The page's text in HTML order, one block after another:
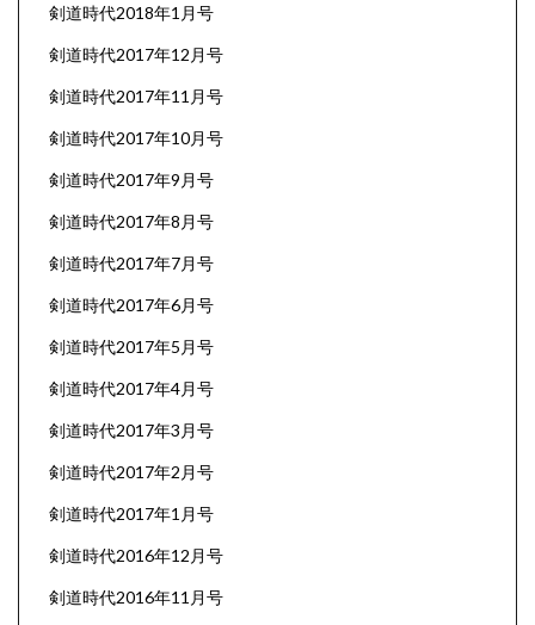
剣道時代2018年1月号
剣道時代2017年12月号
剣道時代2017年11月号
剣道時代2017年10月号
剣道時代2017年9月号
剣道時代2017年8月号
剣道時代2017年7月号
剣道時代2017年6月号
剣道時代2017年5月号
剣道時代2017年4月号
剣道時代2017年3月号
剣道時代2017年2月号
剣道時代2017年1月号
剣道時代2016年12月号
剣道時代2016年11月号